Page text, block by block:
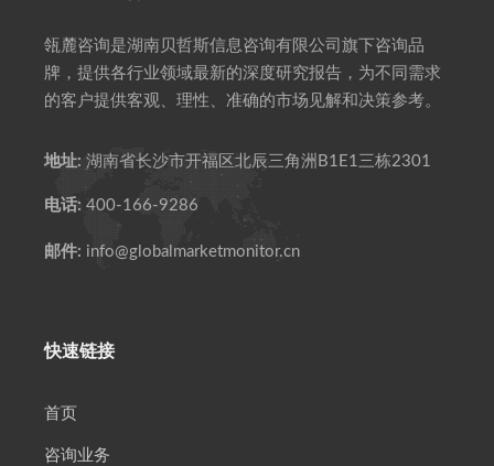
瓴麓咨询是湖南贝哲斯信息咨询有限公司旗下咨询品
牌，提供各行业领域最新的深度研究报告，为不同需求
的客户提供客观、理性、准确的市场见解和决策参考。
地址: 湖南省长沙市开福区北辰三角洲B1E1三栋2301
电话: 400-166-9286
邮件: info@globalmarketmonitor.cn
快速链接
首页
咨询业务